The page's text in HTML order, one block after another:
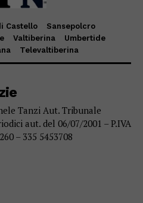
Castello
Sansepolcro
Valtiberina
Umbertide
Televaltiberina
Tanzi Aut. Tribunale
aut. del 06/07/2001 – P.IVA
– 335 5453708